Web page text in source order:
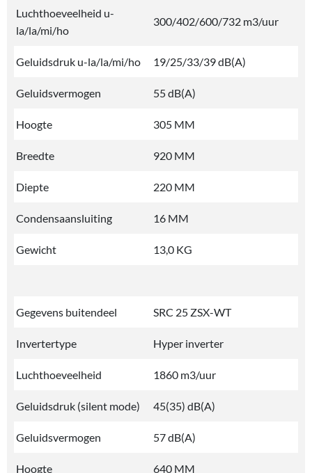
Luchthoeveelheid u-
la/la/mi/ho
300/402/600/732 m3/uur
Geluidsdruk u-la/la/mi/ho 19/25/33/39 dB(A)
Geluidsvermogen 55 dB(A)
Hoogte 305 MM
Breedte 920 MM
Diepte 220 MM
Condensaansluiting 16 MM
Gewicht 13,0 KG
Gegevens buitendeel SRC 25 ZSX-WT
Invertertype Hyper inverter
Luchthoeveelheid 1860 m3/uur
Geluidsdruk (silent mode) 45(35) dB(A)
Geluidsvermogen 57 dB(A)
Hoogte 640 MM